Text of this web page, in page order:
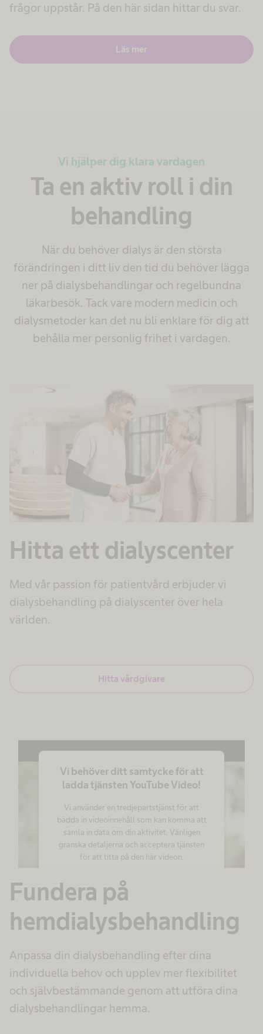
frågor uppstår. På den här sidan hittar du svar.
Läs mer
Vi hjälper dig klara vardagen
Ta en aktiv roll i din
behandling
När du behöver dialys är den största
förändringen i ditt liv den tid du behöver lägga
ner på dialysbehandlingar och regelbundna
läkarbesök. Tack vare modern medicin och
dialysmetoder kan det nu bli enklare för dig att
behålla mer personlig frihet i vardagen.
Hitta ett dialyscenter
Med vår passion för patientvård erbjuder vi
dialysbehandling på dialyscenter över hela
världen.
Hitta vårdgivare
Fundera på
hemdialysbehandling
Anpassa din dialysbehandling efter dina
individuella behov och upplev mer flexibilitet
och självbestämmande genom att utföra dina
dialysbehandlingar hemma.
Vi behöver ditt samtycke för att
ladda tjänsten YouTube Video!
Vi använder en tredjepartstjänst för att
bädda in videoinnehåll som kan komma att
samla in data om din aktivitet. Vänligen
granska detaljerna och acceptera tjänsten
för att titta på den här videon.
Mer information
Godkänn
Management Platform